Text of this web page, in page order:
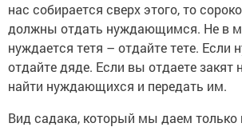
нас собирается сверх этого, то
должны отдать нуждающимся. Не в
нуждается тетя – отдайте тете. Если
отдайте дяде. Если вы отдаете
найти нуждающихся и передать им.
Вид садака, который мы даем только